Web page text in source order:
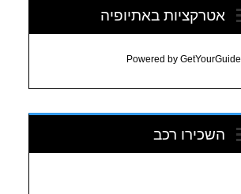
אטרקציות באתיופיה
Powered by GetYourGuide
השכירו רכב